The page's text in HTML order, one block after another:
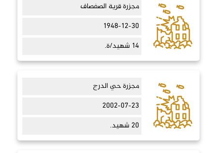
مجزرة قرية الصفصاف
1948-12-30
14 شهيد/ة.
مجزرة حي الدرج
2002-07-23
20 شهيد.